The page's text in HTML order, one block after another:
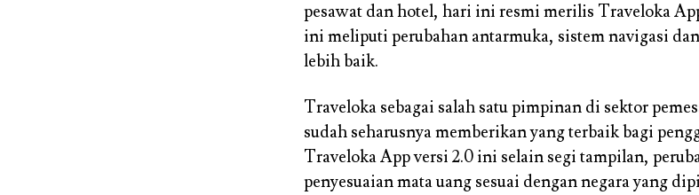
pesawat dan hotel, hari ini resmi merilis Traveloka
ini meliputi perubahan antarmuka, sistem navigasi
lebih baik.
Traveloka sebagai salah satu pimpinan di sektor
sudah seharusnya memberikan yang terbaik bagi
Traveloka App versi 2.0 ini selain segi tampilan,
penyesuaian mata uang sesuai dengan negara yang